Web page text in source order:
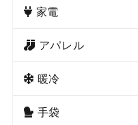
家電
アパレル
暖冷
手袋